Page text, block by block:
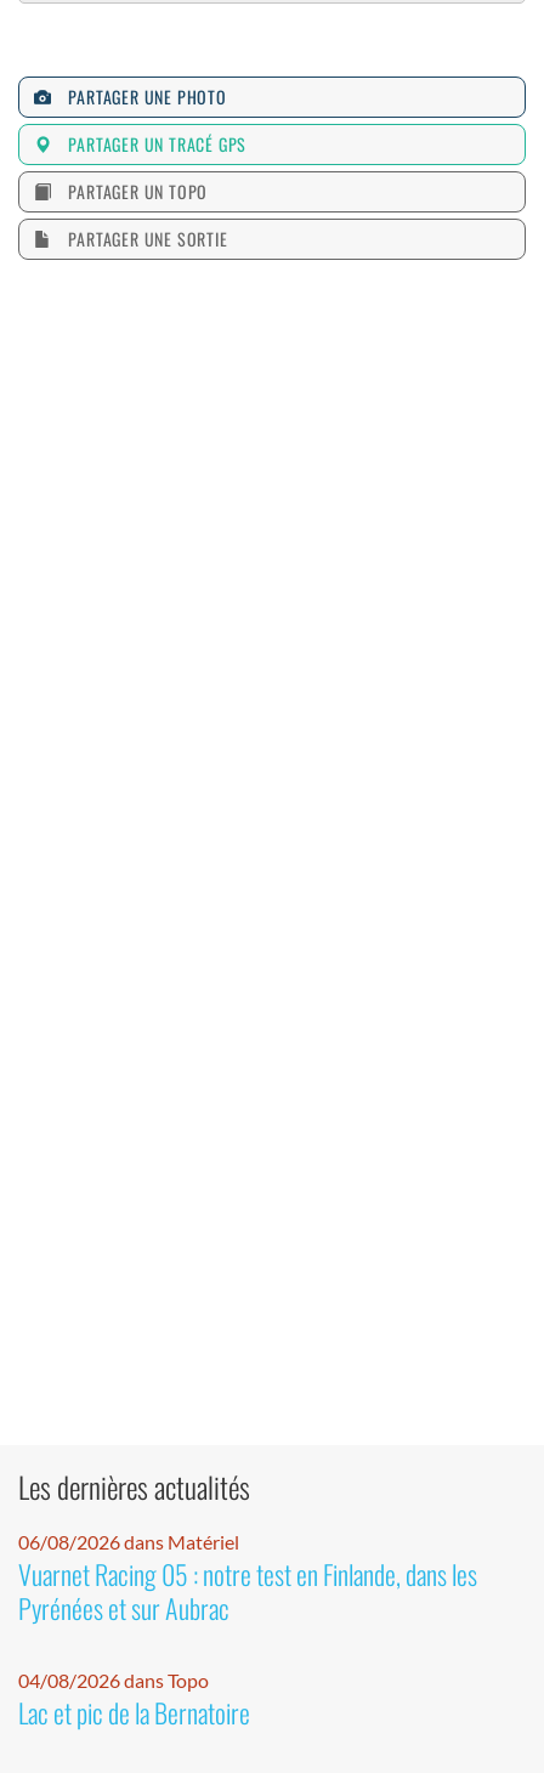
PARTAGER UNE PHOTO
PARTAGER UN TRACÉ GPS
PARTAGER UN TOPO
PARTAGER UNE SORTIE
Les dernières actualités
06/08/2026 dans Matériel
Vuarnet Racing 05 : notre test en Finlande, dans les
Pyrénées et sur Aubrac
04/08/2026 dans Topo
Lac et pic de la Bernatoire